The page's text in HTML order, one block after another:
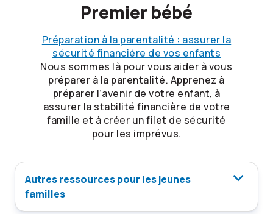
Premier bébé
Préparation à la parentalité : assurer la
sécurité financière de vos enfants
Nous sommes là pour vous aider à vous
préparer à la parentalité. Apprenez à
préparer l’avenir de votre enfant, à
assurer la stabilité financière de votre
famille et à créer un filet de sécurité
pour les imprévus.
Autres ressources pour les jeunes
familles